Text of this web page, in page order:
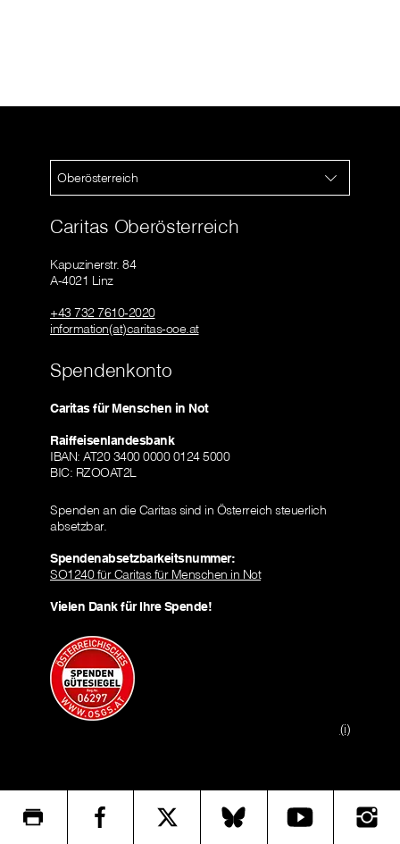
Oberösterreich
Caritas Oberösterreich
Kapuzinerstr. 84
A-4021 Linz
+43 732 7610-2020
information(at)caritas-ooe.at
Spendenkonto
Caritas für Menschen in Not
Raiffeisenlandesbank
IBAN: AT20 3400 0000 0124 5000
BIC: RZOOAT2L
Spenden an die Caritas sind in Österreich steuerlich
absetzbar.
Spendenabsetzbarkeitsnummer:
SO1240 für Caritas für Menschen in Not
Vielen Dank für Ihre Spende!
(i)